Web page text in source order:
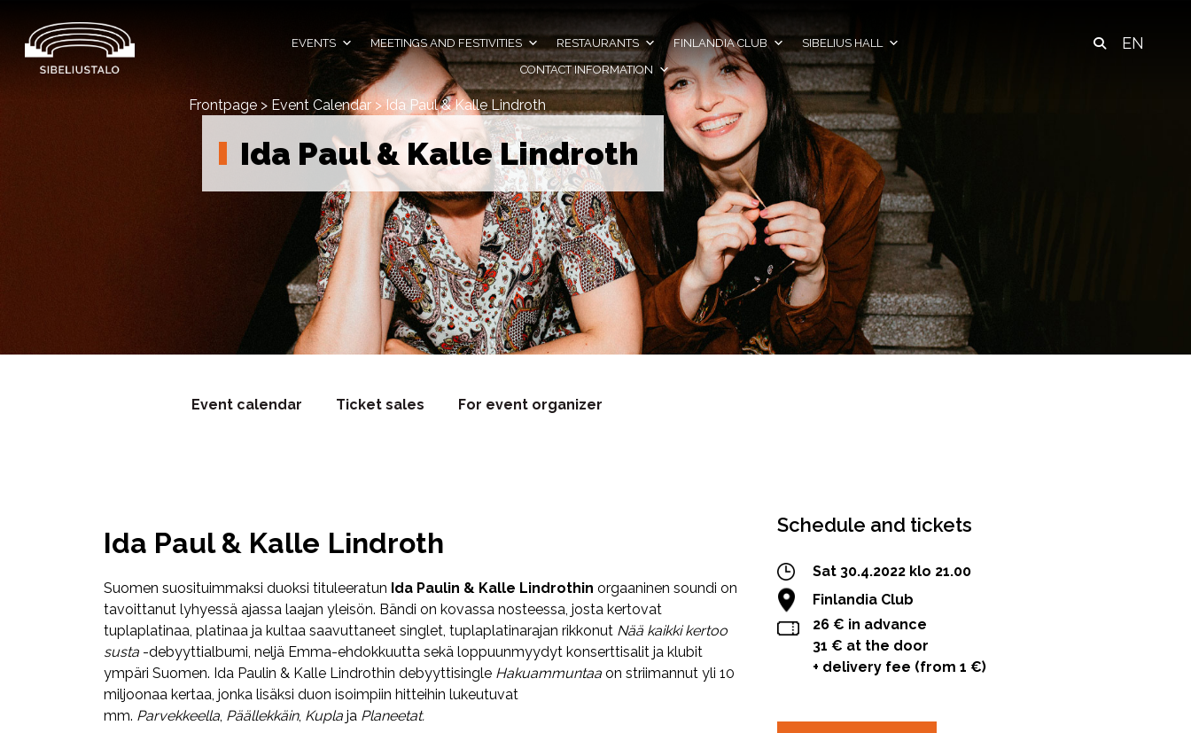
content
EVENTS MEETINGS AND FESTIVITIES RESTAURANTS FINLANDIA CLUB
SIBELIUS HALL
CONTACT INFORMATION
EN
Frontpage > Event Calendar >Ida Paul & Kalle Lindroth
Ida Paul & Kalle Lindroth
Event calendar Ticket sales For event organizer
Ida Paul & Kalle Lindroth
Suomen suosituimmaksi duoksi tituleeratun Ida Paulin & Kalle Lindrothin orgaaninen soundi on
tavoittanut lyhyessä ajassa laajan yleisön. Bändi on kovassa nosteessa, josta kertovat
tuplaplatinaa, platinaa ja kultaa saavuttaneet singlet, tuplaplatinarajan rikkonut Nää kaikki kertoo
susta -debyyttialbumi, neljä Emma-ehdokkuutta sekä loppuunmyydyt konserttisalit ja klubit
ympäri Suomen. Ida Paulin & Kalle Lindrothin debyyttisingle Hakuammuntaa on striimannut yli 10
miljoonaa kertaa, jonka lisäksi duon isoimpiin hitteihin lukeutuvat
mm. Parvekkeella, Päällekkäin, Kupla ja Planeetat.
Schedule and tickets
Sat 30.4.2022 klo 21.00
Finlandia Club
26 € in advance
31 € at the door
+ delivery fee (from 1 €)